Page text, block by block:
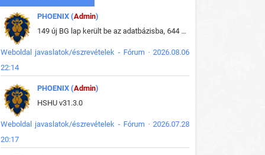
PHOENIX (Admin)
149 új BG lap került be az adatbázisba, 644 db meglévő BG lap módosult, bekerültek az új képek a megváltozott lapokhoz is.
Weboldal javaslatok/észrevételek - Fórum · 2026.08.06
22:14
PHOENIX (Admin)
HSHU v31.3.0
Weboldal javaslatok/észrevételek - Fórum · 2026.07.28
20:17